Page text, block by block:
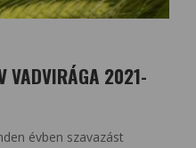
VADVIRÁGA 2021-
évben szavazást